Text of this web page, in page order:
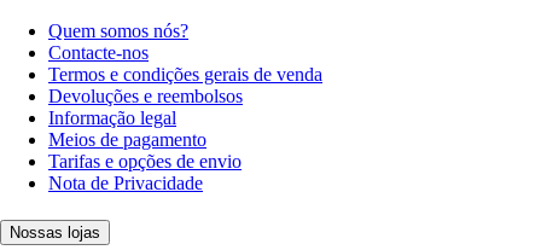
Quem somos nós?
Contacte-nos
Termos e condições gerais de venda
Devoluções e reembolsos
Informação legal
Meios de pagamento
Tarifas e opções de envio
Nota de Privacidade
Nossas lojas